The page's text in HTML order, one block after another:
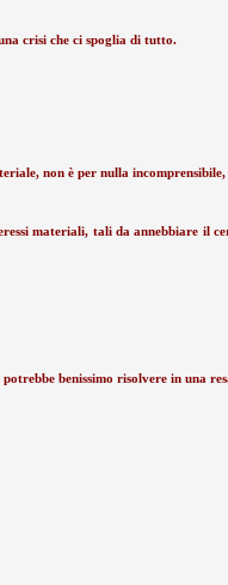
crisi che ci spoglia di tutto.
non è per nulla
materiali, tali da annebbiare il
benissimo risolvere in una